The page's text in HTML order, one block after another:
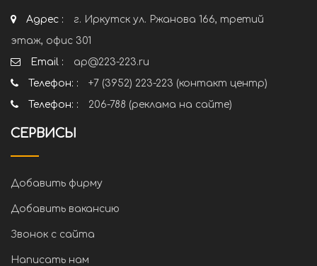
Адрес :
г. Иркутск ул. Ржанова 166, третий
этаж, офис 301
Email :
ap@223-223.ru
Телефон: :
+7 (3952) 223-223 (контакт центр)
Телефон: :
206-788 (реклама на сайте)
СЕРВИСЫ
Добавить фирму
Добавить вакансию
Звонок с сайта
Написать нам